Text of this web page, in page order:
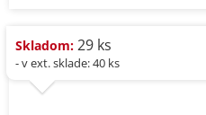
Skladom: 29 ks
- v ext. sklade: 40 ks